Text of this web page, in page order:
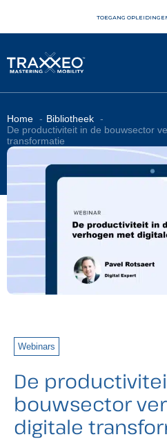
TOEGANG
Home
Bibliotheek
De productiviteit in de bouwsector
transformatie​
Webinars
De
bouwsector
digitale